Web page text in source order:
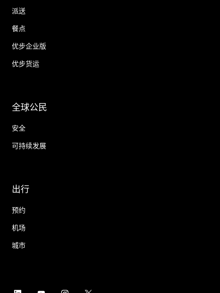
派送
餐点
优步企业版
优步货运
全球公民
安全
可持续发展
出行
预约
机场
城市